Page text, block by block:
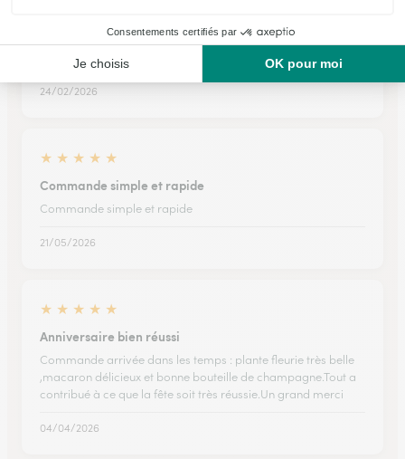
Votre fiabilité et le suivi de livraison
Votre fiabilité et le suivi de livraison
24/02/2026
★ ★ ★ ★ ★
Commande simple et rapide
Commande simple et rapide
21/05/2026
★ ★ ★ ★ ★
Anniversaire bien réussi
Commande arrivée dans les temps : plante fleurie très belle
,macaron délicieux et bonne bouteille de champagne.Tout a
contribué à ce que la fête soit très réussie.Un grand merci
04/04/2026